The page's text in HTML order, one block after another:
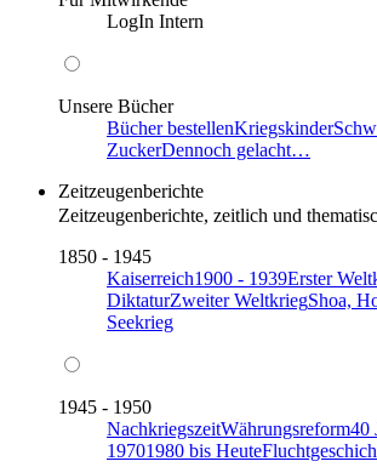
LogIn Intern
Unsere Bücher
Bücher bestellenKriegskinder
ZuckerDennoch gelacht…
Zeitzeugenberichte
Zeitzeugenberichte, zeitlich und
1850 - 1945
Kaiserreich1900 - 1939Erster
DiktaturZweiter WeltkriegShoa,
Seekrieg
1945 - 1950
NachkriegszeitWährungsreform40
19701980 bis Heute